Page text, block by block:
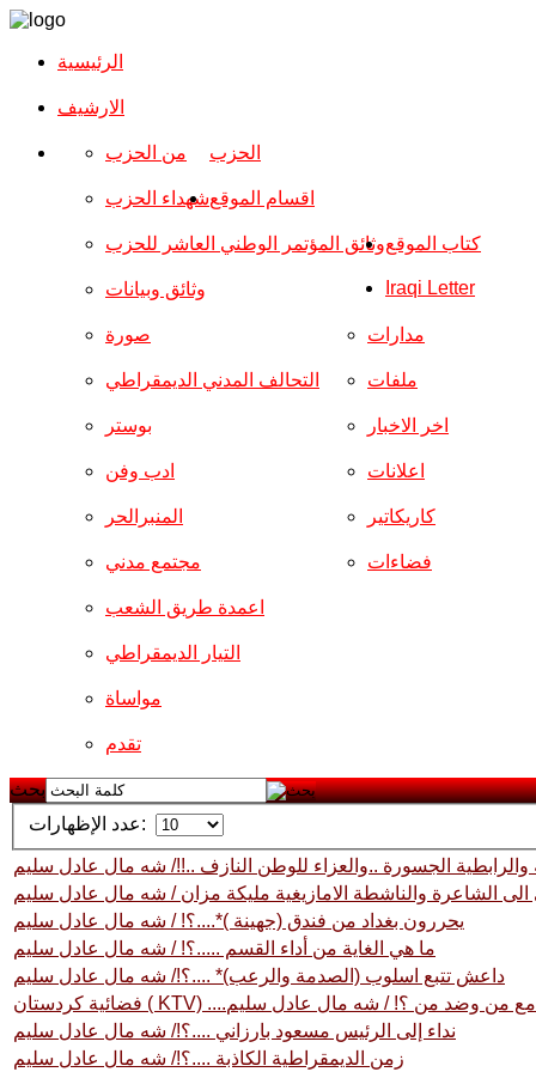
الرئيسية
الارشیف
الحزب من الحزب
شهداء الحزب
وثائق المؤتمر الوطني العاشر للحزب
وثائق وبيانات
اقسام الموقع
صورة
التحالف المدني الديمقراطي
بوستر
ادب وفن
المنبرالحر
مجتمع مدني
مدارات
ملفات
اخر الاخبار
اعلانات
كاريكاتير
فضاءات
اعمدة طريق الشعب
التيار الديمقراطي
مواساة
تقدم
كتاب الموقع
Iraqi Letter
بحث
عدد الإظهارات:
والرابطية الجسورة ..والعزاء للوطن النازف ..!!/ شه مال عادل سليم
الشاعرة والناشطة الامازيغية مليكة مزان / شه مال عادل سليم
يحررون بغداد من فندق (جهينة )*....؟! / شه مال عادل سليم
ما هي الغاية من أداء القسم .....؟! / شه مال عادل سليم
داعش تتبع اسلوب (الصدمة والرعب)* ....؟!/ شه مال عادل سليم
فضائية كردستان ( KTV) ....مع من وضد من ؟! / شه مال عادل سليم
نداء إلى الرئيس مسعود بارزاني ....؟!/ شه مال عادل سليم
زمن الديمقراطية الكاذبة ....؟!/ شه مال عادل سليم